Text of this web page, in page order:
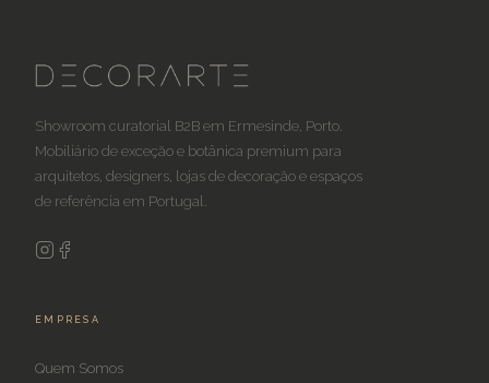
Showroom curatorial B2B em Ermesinde, Porto.
Mobiliário de exceção e botânica premium para
arquitetos, designers, lojas de decoração e espaços
de referência em Portugal.
EMPRESA
Quem Somos